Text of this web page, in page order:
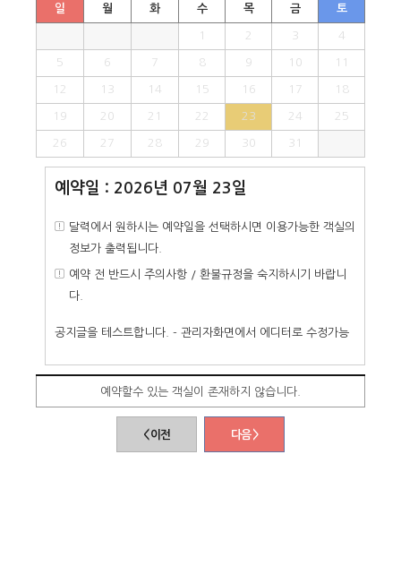
일 월 화 수 목 금 토
1 2 3 4
5 6 7 8 9 10 11
12 13 14 15 16 17 18
19 20 21 22 23 24 25
26 27 28 29 30 31
예약일 : 2026년 07월 23일
달력에서 원하시는 예약일을 선택하시면 이용가능한 객실의
정보가 출력됩니다.
예약 전 반드시 주의사항 / 환불규정을 숙지하시기 바랍니
다.
공지글을 테스트합니다. - 관리자화면에서 에디터로 수정가능
예약할수 있는 객실이 존재하지 않습니다.
< 이전 다음 >